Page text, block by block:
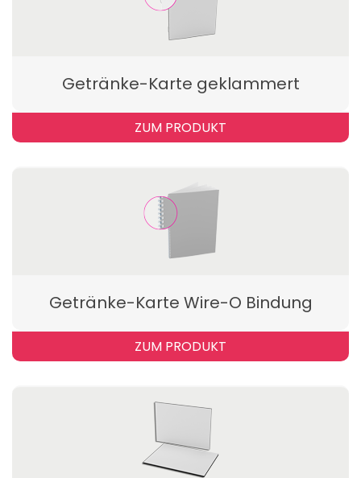
Getränke-Karte geklammert
ZUM PRODUKT
Getränke-Karte Wire-O Bindung
ZUM PRODUKT